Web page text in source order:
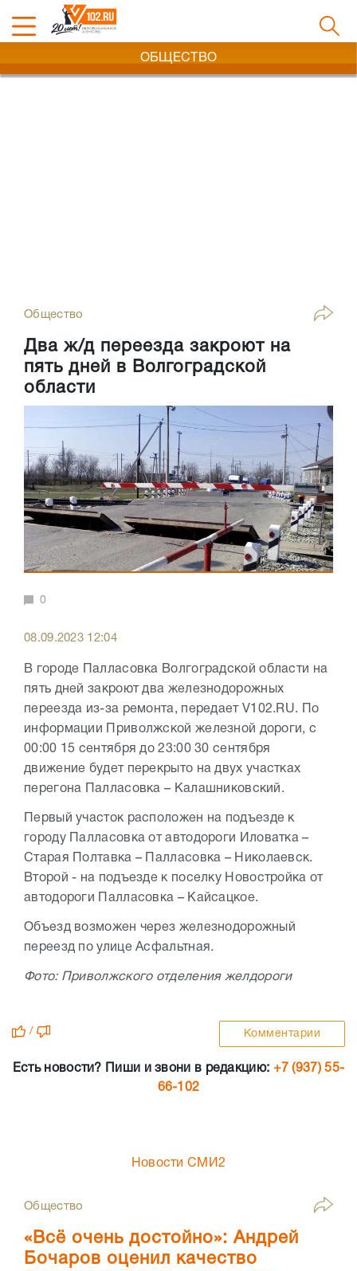
ОБЩЕСТВО
Общество
Два ж/д переезда закроют на
пять дней в Волгоградской
области
0
08.09.2023 12:04
В городе Палласовка Волгоградской области на
пять дней закроют два железнодорожных
переезда из-за ремонта, передает V102.RU. По
информации Приволжской железной дороги, с
00:00 15 сентября до 23:00 30 сентября
движение будет перекрыто на двух участках
перегона Палласовка – Калашниковский.
Первый участок расположен на подъезде к
городу Палласовка от автодороги Иловатка –
Старая Полтавка – Палласовка – Николаевск.
Второй - на подъезде к поселку Новостройка от
автодороги Палласовка – Кайсацкое.
Объезд возможен через железнодорожный
переезд по улице Асфальтная.
Фото: Приволжского отделения желдороги
/ Комментарии
Есть новости? Пиши и звони в редакцию: +7 (937) 55-
66-102
Новости СМИ2
Общество
«Всё очень достойно»: Андрей
Бочаров оценил качество